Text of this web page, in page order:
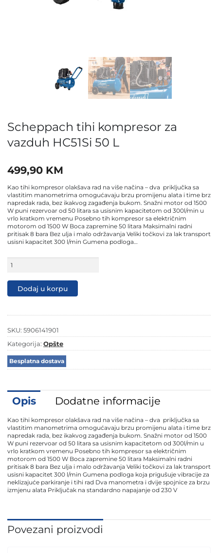
Scheppach tihi kompresor za
vazduh HC51Si 50 L
499,90 KM
Kao tihi kompresor olakšava rad na više načina – dva priključka sa
vlastitim manometrima omogućavaju brzu promijenu alata i time brz
napredak rada, bez ikakvog zagađenja bukom. Snažni motor od 1500
W puni rezervoar od 50 litara sa usisnim kapacitetom od 300l/min u
vrlo kratkom vremenu Posebno tih kompresor sa električnim
motorom od 1500 W Boca zapremine 50 litara Maksimalni radni
pritisak 8 bara Bez ulja i malo održavanja Veliki točkovi za lak transport
usisni kapacitet 300 l/min Gumena podloga…
tihi
za
vazduh
L
Dodaj u korpu
SKU: 5906141901
Kategorija: Opšte
Besplatna dostava
Opis Dodatne informacije
Kao tihi kompresor olakšava rad na više načina – dva priključka sa
vlastitim manometrima omogućavaju brzu promijenu alata i time brz
napredak rada, bez ikakvog zagađenja bukom. Snažni motor od 1500
W puni rezervoar od 50 litara sa usisnim kapacitetom od 300l/min u
vrlo kratkom vremenu Posebno tih kompresor sa električnim
motorom od 1500 W Boca zapremine 50 litara Maksimalni radni
pritisak 8 bara Bez ulja i malo održavanja Veliki točkovi za lak transport
usisni kapacitet 300 l/min Gumena podloga koja prigušuje vibracije za
neklizajuće parkiranje i tihi rad Dva manometra i dvije spojnice za brzu
izmjenu alata Priključak na standardno napajanje od 230 V
Povezani proizvodi